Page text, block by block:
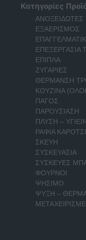
Κατηγορίες
ΑΝΟΞΕΙΔΩΤΕΣ
ΕΞΑΕΡΙΣΜΟΣ
ΕΠΕΞΕΡΓΑΣΙΑ
ΕΠΙΠΛΑ
ΖΥΓΑΡΙΕΣ
ΘΕΡΜΑΝΣΗ
ΚΟΥΖΙΝΑ
ΠΑΓΟΣ
ΠΑΡΟΥΣΙΑΣΗ
ΠΛΥΣΗ –
ΡΑΦΙΑ
ΣΚΕΥΗ
ΣΥΣΚΕΥΑΣΙΑ
ΣΥΣΚΕΥΕΣ
ΦΟΥΡΝΟΙ
ΨΗΣΙΜΟ
ΨΥΞΗ –